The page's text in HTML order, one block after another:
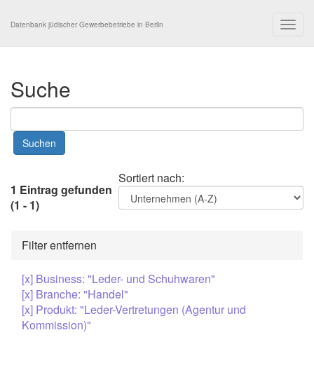
Datenbank jüdischer Gewerbebetriebe in Berlin
Suche
Sortiert nach:
1 Eintrag gefunden
(1 - 1)
Filter entfernen
[x] Business: "Leder- und Schuhwaren"
[x] Branche: "Handel"
[x] Produkt: "Leder-Vertretungen (Agentur und
Kommission)"